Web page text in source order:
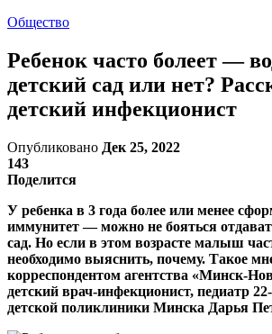
Общество
Ребенок часто болеет —
детский сад или нет?
детский инфекционист
Опубликовано Дек 25, 2022
143
Поделится
У ребенка в 3 года более или менее
иммунитет — можно не бояться
сад. Но если в этом возрасте малыш
необходимо выяснить, почему. Такое
корреспондентом агентства «Минск-
детский врач-инфекционист, педиатр
детской поликлиники Минска Дарья